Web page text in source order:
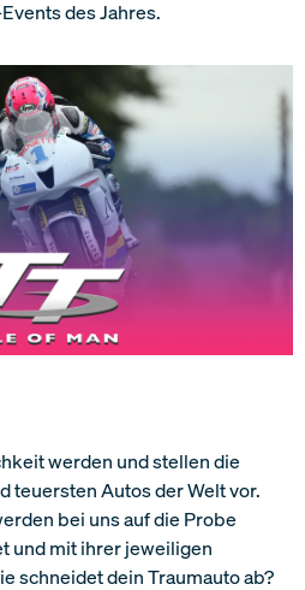
des Jahres.
werden und stellen die
teuersten Autos der Welt vor.
bei uns auf die Probe
und mit ihrer jeweiligen
schneidet dein Traumauto ab?